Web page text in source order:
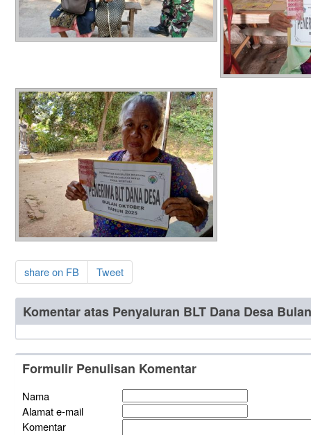
share on FB Tweet
Komentar atas Penyaluran BLT Dana Desa
Formulir Penulisan Komentar
Nama
Alamat e-mail
Komentar